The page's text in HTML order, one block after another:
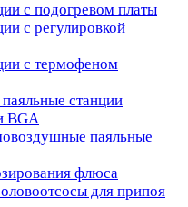
с подогревом платы
с регулировкой
с термофеном
станции
BGA
паяльные
флюса
для припоя